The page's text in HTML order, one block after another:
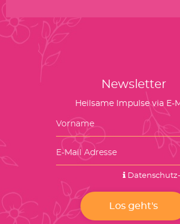
Newsletter
Heilsame Impulse via E-